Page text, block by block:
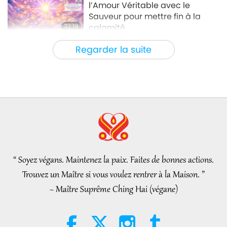
Regarder la suite
32:19
l’Amour Véritable avec le
Sauveur pour mettre fin à la
calamité
Série en plusieurs parties sur les
anciennes prédictions à propos de notre
2026-08-09
32:43
Hopefully, Those Who Are Still
Jesus Will Know That He Is
Already Here and May Be Seen
on Supreme Master Television
THE WORLD, April to June 2026 -
“ Soyez végans. Maintenez la paix. Faites de bonnes actions.
Trouvez un Maître si vous voulez rentrer à la Maison. ”
~ Maître Suprême Ching Hai (végane)